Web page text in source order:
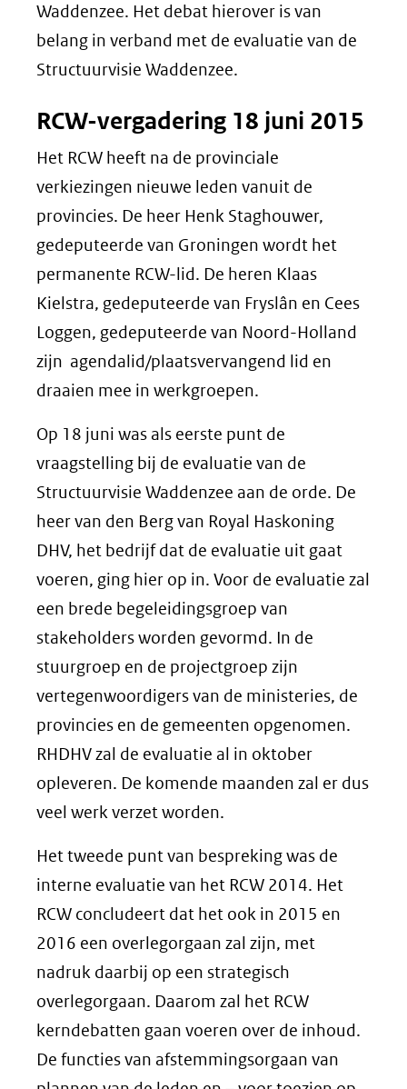
Waddenzee. Het debat hierover is van
belang in verband met de evaluatie van de
Structuurvisie Waddenzee.
RCW-vergadering 18 juni 2015
Het RCW heeft na de provinciale
verkiezingen nieuwe leden vanuit de
provincies. De heer Henk Staghouwer,
gedeputeerde van Groningen wordt het
permanente RCW-lid. De heren Klaas
Kielstra, gedeputeerde van Fryslân en Cees
Loggen, gedeputeerde van Noord-Holland
zijn agendalid/plaatsvervangend lid en
draaien mee in werkgroepen.
Op 18 juni was als eerste punt de
vraagstelling bij de evaluatie van de
Structuurvisie Waddenzee aan de orde. De
heer van den Berg van Royal Haskoning
DHV, het bedrijf dat de evaluatie uit gaat
voeren, ging hier op in. Voor de evaluatie zal
een brede begeleidingsgroep van
stakeholders worden gevormd. In de
stuurgroep en de projectgroep zijn
vertegenwoordigers van de ministeries, de
provincies en de gemeenten opgenomen.
RHDHV zal de evaluatie al in oktober
opleveren. De komende maanden zal er dus
veel werk verzet worden.
Het tweede punt van bespreking was de
interne evaluatie van het RCW 2014. Het
RCW concludeert dat het ook in 2015 en
2016 een overlegorgaan zal zijn, met
nadruk daarbij op een strategisch
overlegorgaan. Daarom zal het RCW
kerndebatten gaan voeren over de inhoud.
De functies van afstemmingsorgaan van